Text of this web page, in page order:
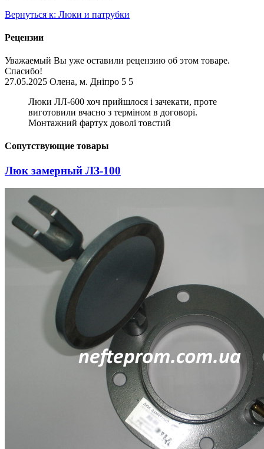
Вернуться к: Люки и патрубки
Рецензии
Уважаемый Вы уже оставили рецензию об этом товаре.
Спасибо!
27.05.2025 Олена, м. Дніпро 5 5
Люки ЛЛ-600 хоч прийшлося і зачекати, проте
виготовили вчасно з терміном в договорі.
Монтажний фартух доволі товстий
Сопутствующие товары
Люк замерный ЛЗ-100